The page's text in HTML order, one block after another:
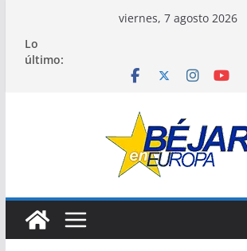
contenido
viernes, 7 agosto 2026
Lo
último: